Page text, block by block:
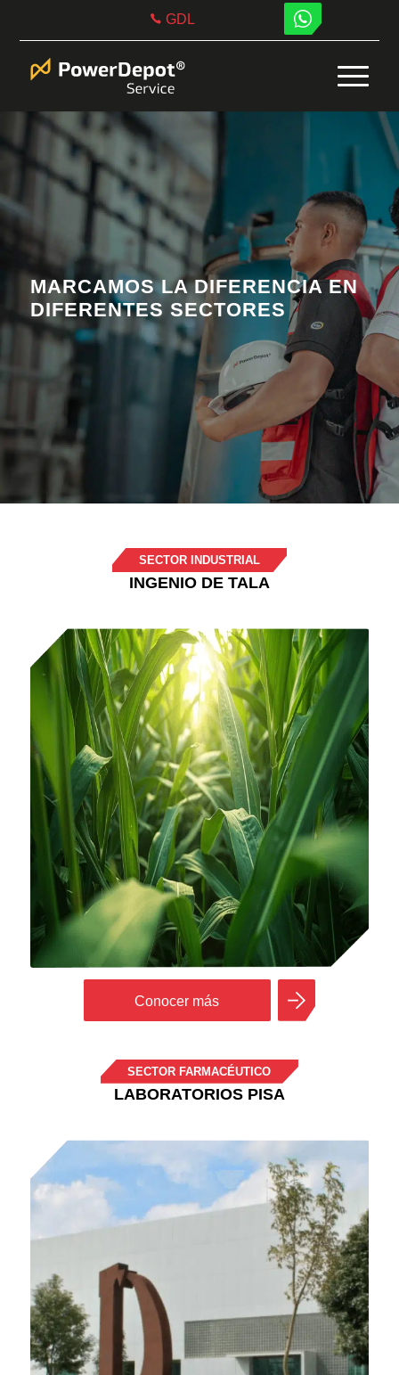
GDL
MARCAMOS LA DIFERENCIA EN
DIFERENTES SECTORES
SECTOR INDUSTRIAL
INGENIO DE TALA
Conocer más
SECTOR FARMACÉUTICO
LABORATORIOS PISA